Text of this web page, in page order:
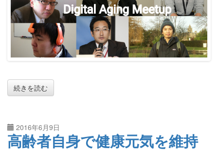
続きを読む
2016年6月9日
高齢者自身で健康元気を維持